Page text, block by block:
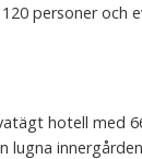
personer och
hotell med
lugna